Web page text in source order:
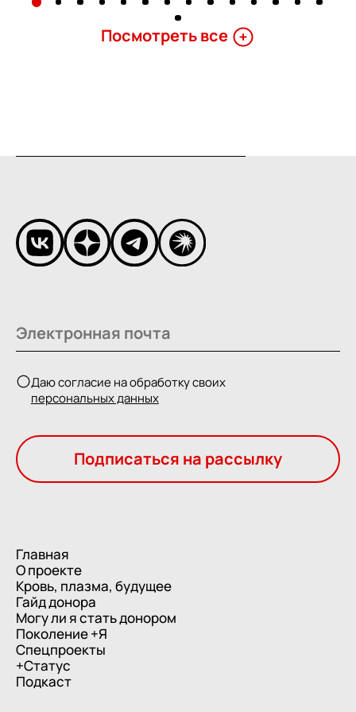
Поcмотреть все
Даю согласие на обработку своих
персональных данных
Подписаться на рассылку
Главная
О проекте
Кровь, плазма, будущее
Гайд донора
Могу ли я стать донором
Поколение +Я
Спецпроекты
+Статус
Подкаст